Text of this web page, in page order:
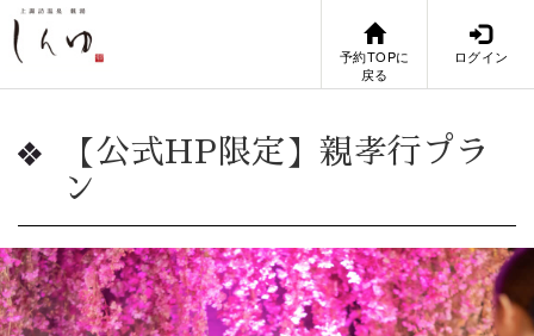
予約TOPに
戻る
ログイン
【公式HP限定】親孝行プラ
ン